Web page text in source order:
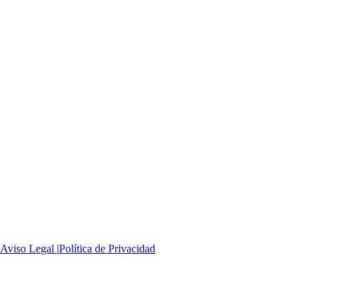
Aviso Legal |Política de Privacidad